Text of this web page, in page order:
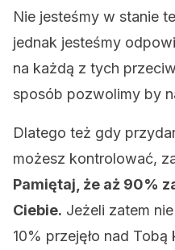
Nie jesteśmy w stanie
jednak jesteśmy
na każdą z tych
sposób pozwolimy by
Dlatego też gdy
możesz kontrolować,
Pamiętaj, że aż 90%
Ciebie. Jeżeli zatem
10% przejęło nad